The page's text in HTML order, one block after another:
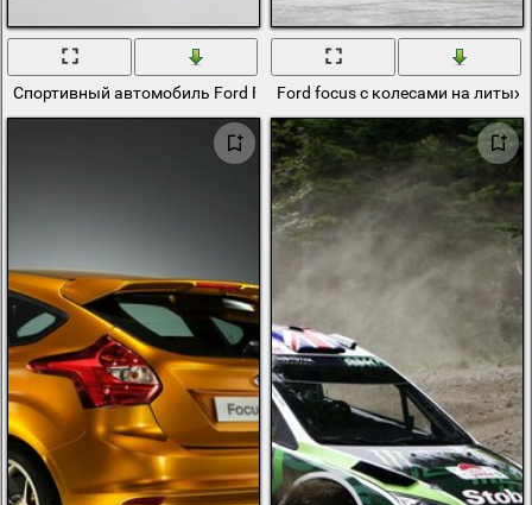
Спортивный автомобиль Ford Focus RSFord focus с колесами на литых